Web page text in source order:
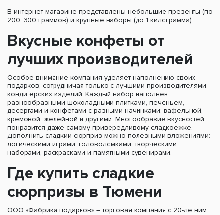
В интернет-магазине представлены небольшие презенты (по
200, 300 граммов) и крупные наборы (до 1 килограмма).
Вкусные конфеты от
лучших производителей
Особое внимание компания уделяет наполнению своих
подарков, сотрудничая только с лучшими производителями
кондитерских изделий. Каждый набор наполнен
разнообразными шоколадными плитками, печеньем,
десертами и конфетами с разными начинками: вафельной,
кремовой, желейной и другими. Многообразие вкусностей
понравится даже самому привередливому сладкоежке.
Дополнить сладкий сюрприз можно полезными вложениями:
логическими играми, головоломками, творческими
наборами, раскрасками и памятными сувенирами.
Где купить сладкие
сюрпризы в Тюмени
ООО «Фабрика подарков» – торговая компания с 20-летним